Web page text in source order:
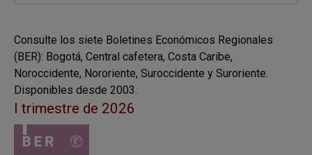
Consulte los siete Boletines Económicos Regionales
(BER): Bogotá, Central cafetera, Costa Caribe,
Noroccidente, Nororiente, Suroccidente y Suroriente.
Disponibles desde 2003.
I trimestre de 2026